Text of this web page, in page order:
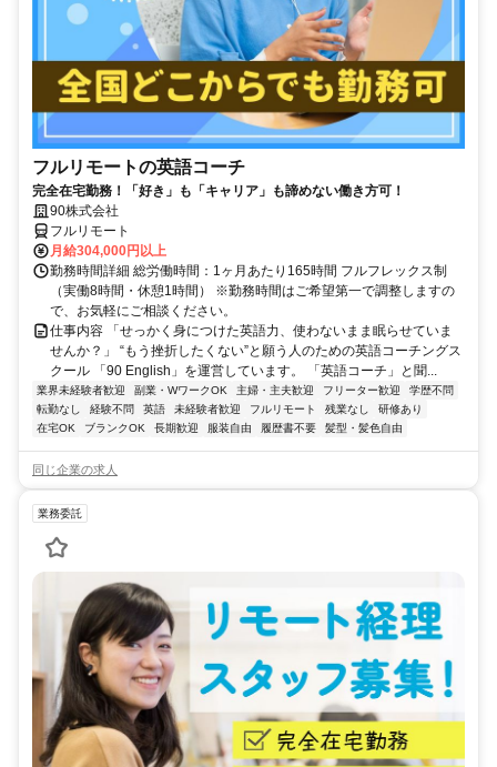
フルリモートの英語コーチ
完全在宅勤務！「好き」も「キャリア」も諦めない働き方可！
90株式会社
フルリモート
月給304,000円以上
勤務時間詳細 総労働時間：1ヶ月あたり165時間 フルフレックス制
（実働8時間・休憩1時間） ※勤務時間はご希望第一で調整しますの
で、お気軽にご相談ください。
仕事内容 「せっかく身につけた英語力、使わないまま眠らせていま
せんか？」 “もう挫折したくない”と願う人のための英語コーチングス
クール 「90 English」を運営しています。 「英語コーチ」と聞...
業界未経験者歓迎 副業・WワークOK 主婦・主夫歓迎 フリーター歓迎
学歴不問
転勤なし
経験不問 英語 未経験者歓迎 フルリモート 残業なし
研修あり
在宅OK
ブランクOK 長期歓迎 服装自由 履歴書不要 髪型・髪色自由
同じ企業の求人
業務委託